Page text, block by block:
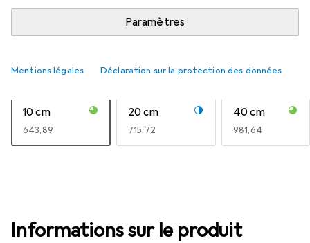
Paramètres
Mentions légales Déclaration sur la protection des données
longueur de mesure
10 cm
EUR
643,89
20 cm
EUR
715,72
40 cm
EUR
981,64
Informations sur le produit